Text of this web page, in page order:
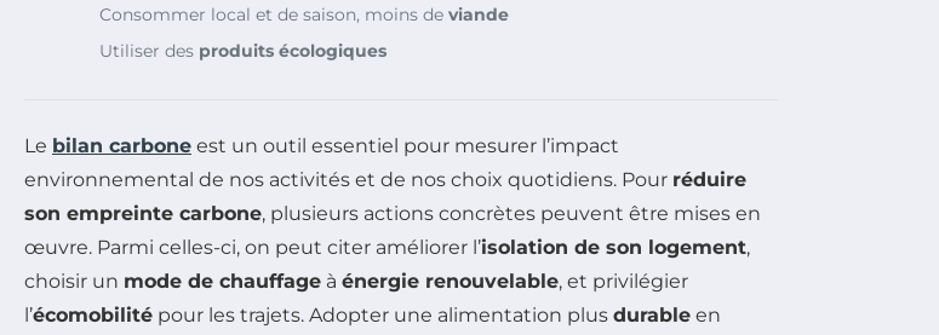
Consommer local et de saison, moins de viande
Utiliser des produits écologiques
Le bilan carbone est un outil essentiel pour mesurer l’impact
environnemental de nos activités et de nos choix quotidiens. Pour réduire
son empreinte carbone, plusieurs actions concrètes peuvent être mises en
œuvre. Parmi celles-ci, on peut citer améliorer l’isolation de son logement,
choisir un mode de chauffage à énergie renouvelable, et privilégier
l’écomobilité pour les trajets. Adopter une alimentation plus durable en